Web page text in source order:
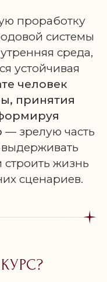
проработку
системы
среда,
устойчивая
человек
принятия
— зрелую часть
строить жизнь
сценариев.